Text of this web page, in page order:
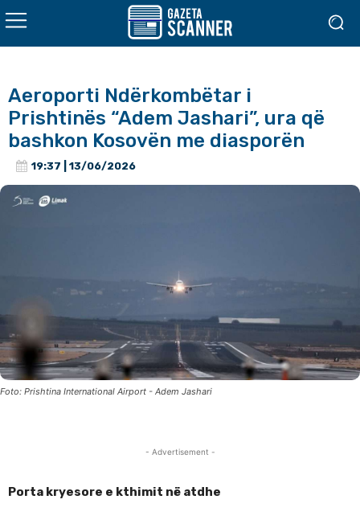
Aeroporti Ndërkombëtar i
Prishtinës “Adem Jashari”, ura që
bashkon Kosovën me diasporën
19:37 | 13/06/2026
Foto: Prishtina International Airport - Adem Jashari
- Advertisement -
Porta kryesore e kthimit në atdhe